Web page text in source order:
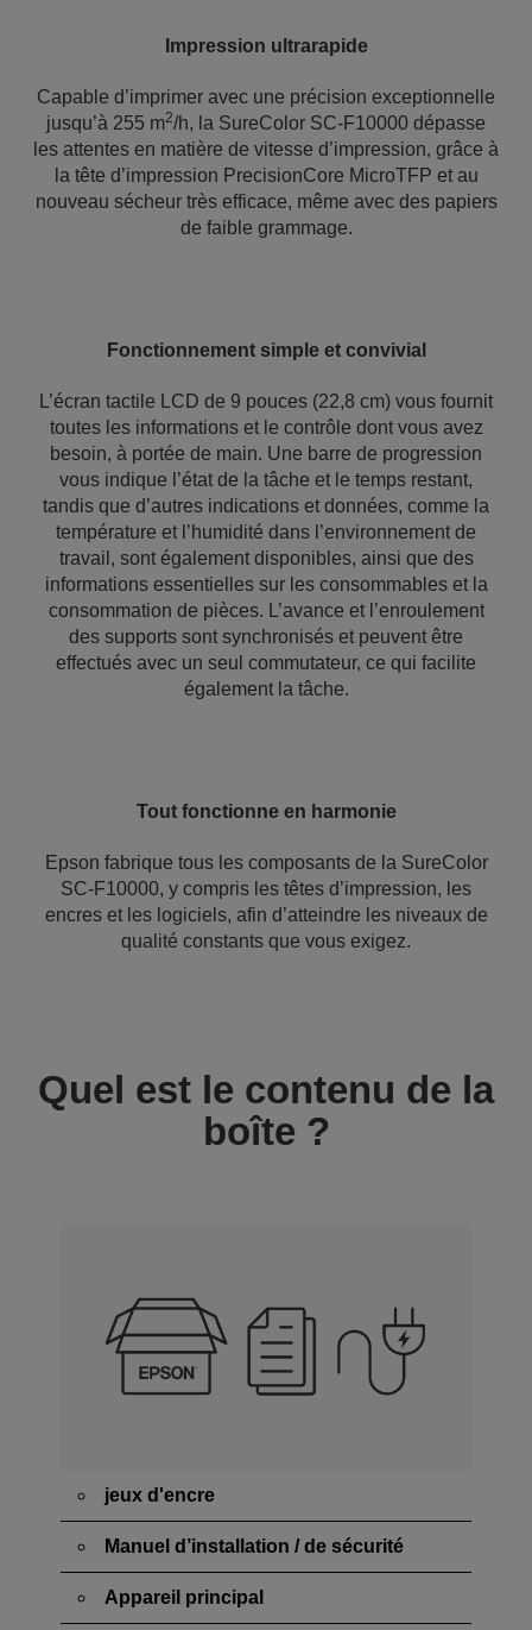
Impression ultrarapide
Capable d’imprimer avec une précision exceptionnelle
jusqu’à 255 m2/h, la SureColor SC-F10000 dépasse
les attentes en matière de vitesse d’impression, grâce à
la tête d’impression PrecisionCore MicroTFP et au
nouveau sécheur très efficace, même avec des papiers
de faible grammage.
Fonctionnement simple et convivial
L’écran tactile LCD de 9 pouces (22,8 cm) vous fournit
toutes les informations et le contrôle dont vous avez
besoin, à portée de main. Une barre de progression
vous indique l’état de la tâche et le temps restant,
tandis que d’autres indications et données, comme la
température et l’humidité dans l’environnement de
travail, sont également disponibles, ainsi que des
informations essentielles sur les consommables et la
consommation de pièces. L’avance et l’enroulement
des supports sont synchronisés et peuvent être
effectués avec un seul commutateur, ce qui facilite
également la tâche.
Tout fonctionne en harmonie
Epson fabrique tous les composants de la SureColor
SC-F10000, y compris les têtes d’impression, les
encres et les logiciels, afin d’atteindre les niveaux de
qualité constants que vous exigez.
Quel est le contenu de la
boîte ?
jeux d'encre
Manuel d’installation / de sécurité
Appareil principal